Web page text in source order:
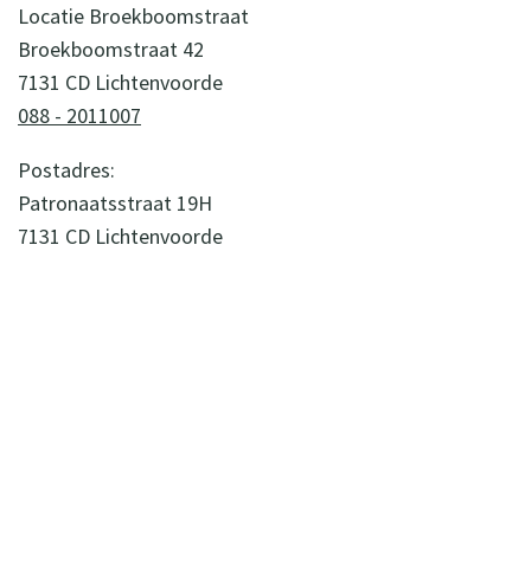
Locatie Broekboomstraat
Broekboomstraat 42
7131 CD Lichtenvoorde
088 - 2011007
Postadres:
Patronaatsstraat 19H
7131 CD Lichtenvoorde